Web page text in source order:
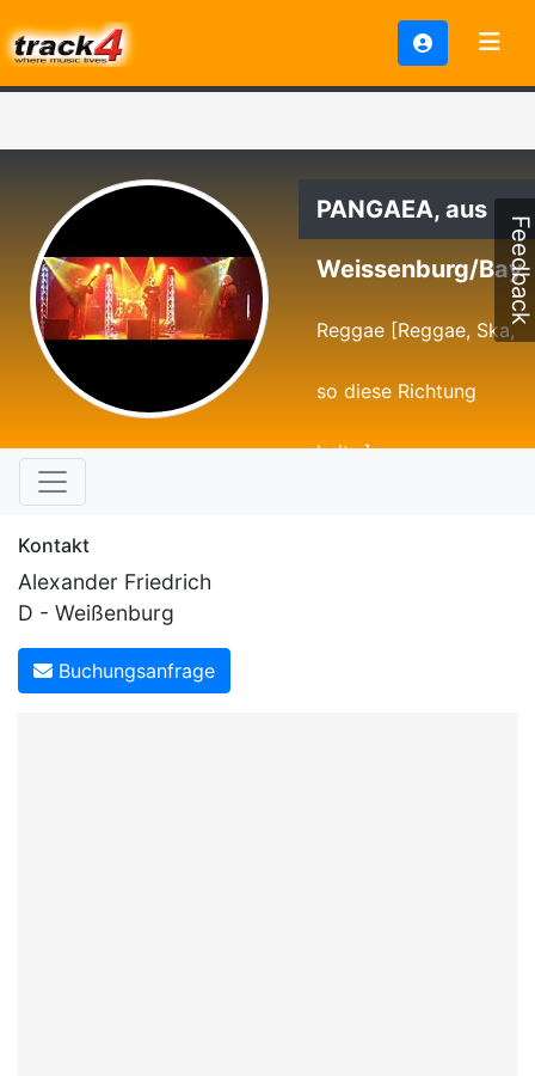
PANGAEA, aus
Weissenburg/Bay
Reggae [Reggae, Ska,
so diese Richtung
halt...]
Kontakt
Alexander Friedrich
D - Weißenburg
Buchungsanfrage
Feedback